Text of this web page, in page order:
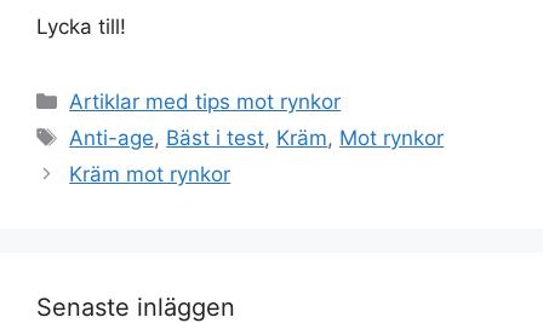
Lycka till!
Kategorier
Artiklar med tips mot rynkor
Etiketter
Anti-age, Bäst i test, Kräm, Mot rynkor
Kräm mot rynkor
Senaste inläggen